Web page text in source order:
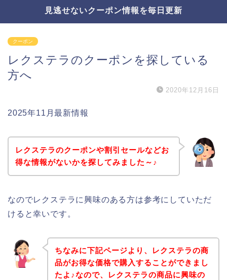
見逃せないクーポン情報を毎日更新
クーポン
レクステラのクーポンを探している
方へ
2020年12月16日
2025年11月最新情報
レクステラのクーポンや割引セールなどお
得な情報がないかを探してみました～♪
なのでレクステラに興味のある方は参考にしていただ
けると幸いです。
ちなみに下記ページより、レクステラの商
品がお得な価格で購入することができまし
たよ♪なので、レクステラの商品に興味の